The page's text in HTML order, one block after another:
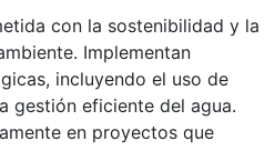
con la sostenibilidad y la
Implementan
incluyendo el uso de
gestión eficiente del agua.
en proyectos que